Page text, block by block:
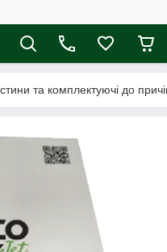
та комплектуючі до